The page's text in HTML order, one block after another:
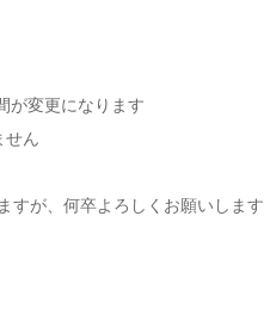
が変更になります
せん
すが、何卒よろしくお願いします